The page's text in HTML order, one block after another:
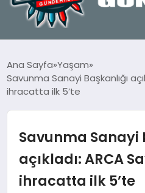
YAŞAM
DÜNYA
Ana Sayfa Yaşam
Savunma Sanayi Başkanlığı
ihracatta ilk 5’te
Savunma Sanayi
açıkladı: ARCA
ihracatta ilk 5’te